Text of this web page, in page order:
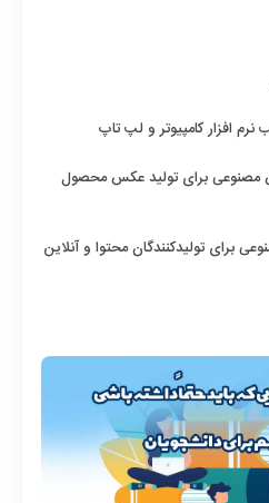
مصنوعی برای تولید عکس محصول
برای تولیدکنندگان محتوا و آنلاین